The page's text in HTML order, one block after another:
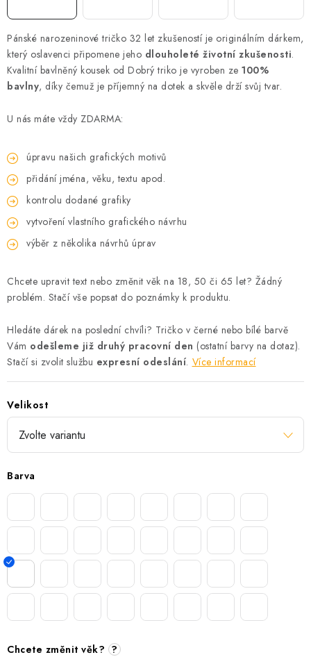
Pánské narozeninové tričko 32 let zkušeností je originálním dárkem,
který oslavenci připomene jeho dlouholeté životní zkušenosti.
Kvalitní bavlněný kousek od Dobrý triko je vyroben ze 100%
bavlny, díky čemuž je příjemný na dotek a skvěle drží svůj tvar.
U nás máte vždy ZDARMA:
úpravu našich grafických motivů
přidání jména, věku, textu apod.
kontrolu dodané grafiky
vytvoření vlastního grafického návrhu
výběr z několika návrhů úprav
Chcete upravit text nebo změnit věk na 18, 50 či 65 let? Žádný
problém. Stačí vše popsat do poznámky k produktu.
Hledáte dárek na poslední chvíli? Tričko v černé nebo bílé barvě
Vám odešleme již druhý pracovní den (ostatní barvy na dotaz).
Stačí si zvolit službu expresní odeslání. Více informací
Velikost
Barva
Chcete změnit věk? ?